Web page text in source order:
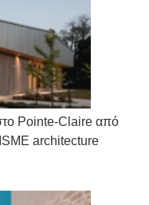
Pointe-Claire από
architecture